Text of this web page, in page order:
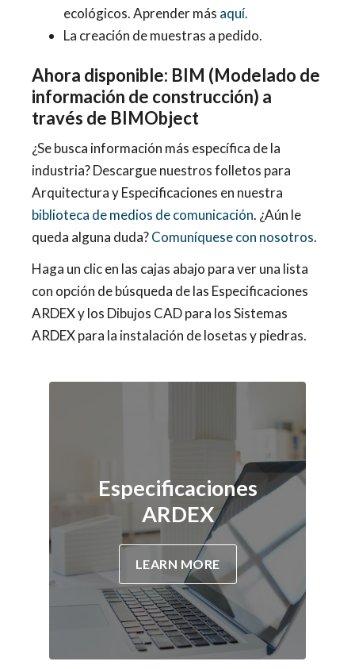
ecológicos. Aprender más aquí.
La creación de muestras a pedido.
Ahora disponible: BIM (Modelado de
información de construcción) a
través de BIMObject
¿Se busca información más específica de la
industria? Descargue nuestros folletos para
Arquitectura y Especificaciones en nuestra
biblioteca de medios de comunicación. ¿Aún le
queda alguna duda?Comuníquese con nosotros.
Haga un clic en las cajas abajo para ver una lista
con opción de búsqueda de las Especificaciones
ARDEX y los Dibujos CAD para los Sistemas
ARDEX para la instalación de losetas y piedras.
Especificaciones
ARDEX
LEARN MORE